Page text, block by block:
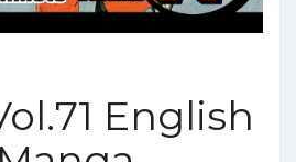
English